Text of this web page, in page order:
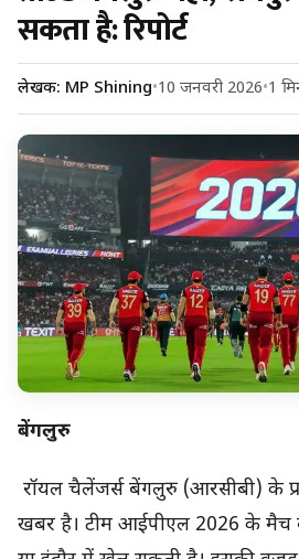
सकता है: रिपोर्ट
लेखक: MP Shining•10 जनवरी 2026•1
बेंगलुरु
रॉयल चैलेंजर्स बेंगलुरु (आरसीबी) के
खबर है। टीम आईपीएल 2026 के मैच